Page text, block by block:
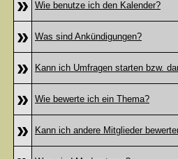
» Wie benutze ich den Kalender?
» Was sind Ankündigungen?
» Kann ich Umfragen starten bzw.
» Wie bewerte ich ein Thema?
» Kann ich andere Mitglieder